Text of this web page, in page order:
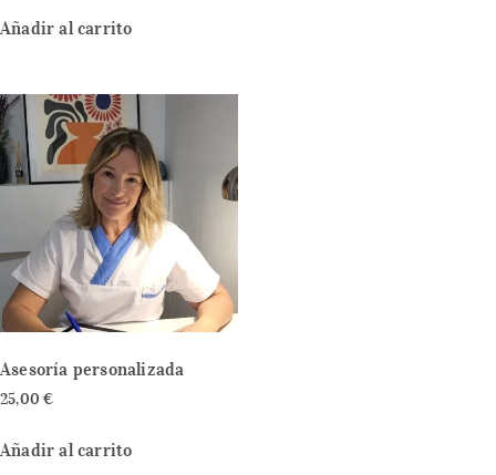
Añadir al carrito
Asesoría personalizada
25,00€
Añadir al carrito